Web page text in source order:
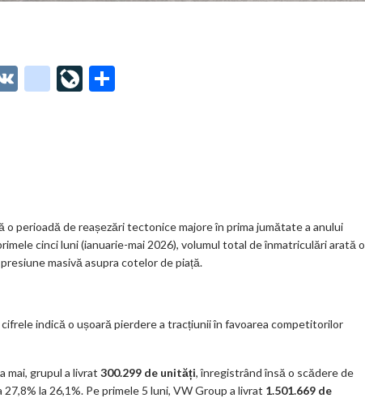
V
g
o
o
ar
ks
Li
o perioadă de reașezări tectonice majore în prima jumătate a anului
cinci luni (ianuarie-mai 2026), volumul total de înmatriculări arată o
masivă asupra cotelor de piață.
indică o ușoară pierdere a tracțiunii în favoarea competitorilor
mai, grupul a livrat 300.299 de unități, înregistrând însă o scădere de
la 26,1%. Pe primele 5 luni, VW Group a livrat 1.501.669 de